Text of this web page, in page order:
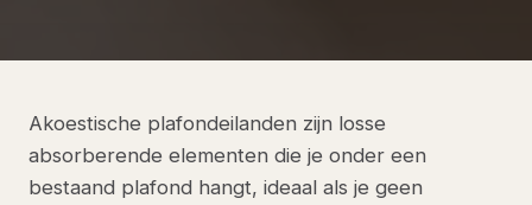
Akoestische plafondeilanden zijn losse
absorberende elementen die je onder een
bestaand plafond hangt, ideaal als je geen